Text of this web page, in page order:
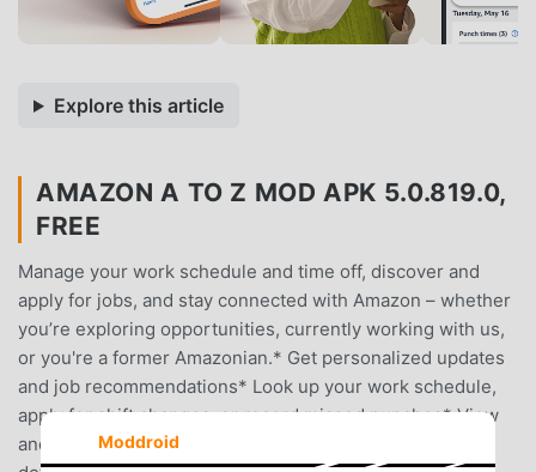
Explore this article
AMAZON A TO Z MOD APK 5.0.819.0,
FREE
Manage your work schedule and time off, discover and
apply for jobs, and stay connected with Amazon – whether
you’re exploring opportunities, currently working with us,
or you're a former Amazonian.* Get personalized updates
and job recommendations* Look up your work schedule,
apply for shift changes, or record missed punches* View
and manage your time off and benefits* Check your pay
Moddroid